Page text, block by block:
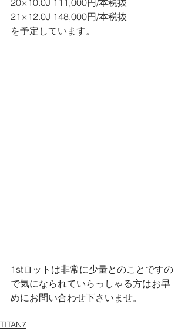
20×10.0J 111,000円/本税抜
21×12.0J 148,000円/本税抜
を予定しています。
1stロットは非常に少量とのことですの
で気になられていらっしゃる方はお早
めにお問い合わせ下さいませ。
TITAN7